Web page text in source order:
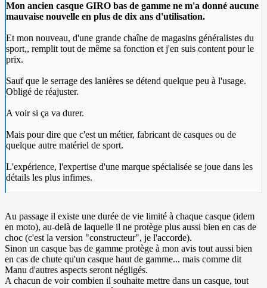
Mon ancien casque GIRO bas de gamme ne m'a donné aucune
mauvaise nouvelle en plus de dix ans d'utilisation.
Et mon nouveau, d'une grande chaîne de magasins généralistes du
sport,, remplit tout de même sa fonction et j'en suis content pour le
prix.
Sauf que le serrage des lanières se détend quelque peu à l'usage.
Obligé de réajuster.
A voir si ça va durer.
Mais pour dire que c'est un métier, fabricant de casques ou de
quelque autre matériel de sport.
L'expérience, l'expertise d'une marque spécialisée se joue dans les
détails les plus infimes.
Au passage il existe une durée de vie limité à chaque casque (idem
en moto), au-delà de laquelle il ne protège plus aussi bien en cas de
choc (c'est la version "constructeur", je l'accorde).
Sinon un casque bas de gamme protège à mon avis tout aussi bien
en cas de chute qu'un casque haut de gamme... mais comme dit
Manu d'autres aspects seront négligés.
A chacun de voir combien il souhaite mettre dans un casque, tout